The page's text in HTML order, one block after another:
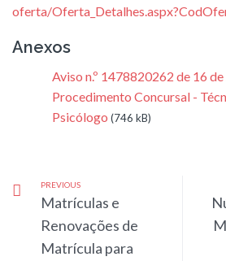
oferta/Oferta_Detalhes.aspx?
Anexos
Aviso n.º 1478820262 de 16 de
Procedimento Concursal -
Psicólogo (746 kB)
PREVIOUS
Matrículas e
Renovações de
Matrícula para